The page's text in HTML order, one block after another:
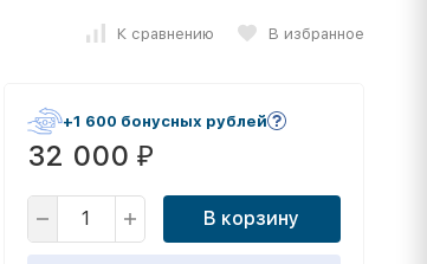
К сравнению В избранное
+1 600 бонусных рублей
32 000 ₽
В корзину